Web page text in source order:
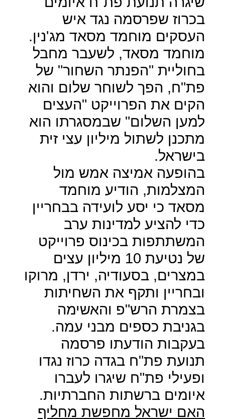
בכרוז שפרסמה נגד איש
העסקים מוחמד מסאד מג'נין.
מוחמד מסאד, לשעבר מחבל
בחוליית "הפנתר השחור" של
פת"ח, הפך לשוחר שלום והוא
הקים את הפרוייקט "העצים
למען השלום" שבמסגרתו הוא
מתכנן לשתול מיליון עצי זית
בישראל.
בהופעה אמיצה אמש מול
המצלמות, הודיע מוחמד
מסאד כי יסע לועידה בבחריין
כדי להציע למדינות ערב
המשתתפות בכינוס פרוייקט
של נטיעת 10 מיליון עצים
במצרים, בסעודיה, ירדן, מרוקו
ובחריין ותקף את השחיתות
בצמרת הרש"פ והאשימה
בגניבת כספים מבני עמה.
בעקבות הודעתו פרסמה
תנועת פת"ח בגדה כרוז נגדו
ופעילי פת"ח שיגרו לעברו
איומים ברשתות החברתיות.
האם ישראל מחפשת מחליף